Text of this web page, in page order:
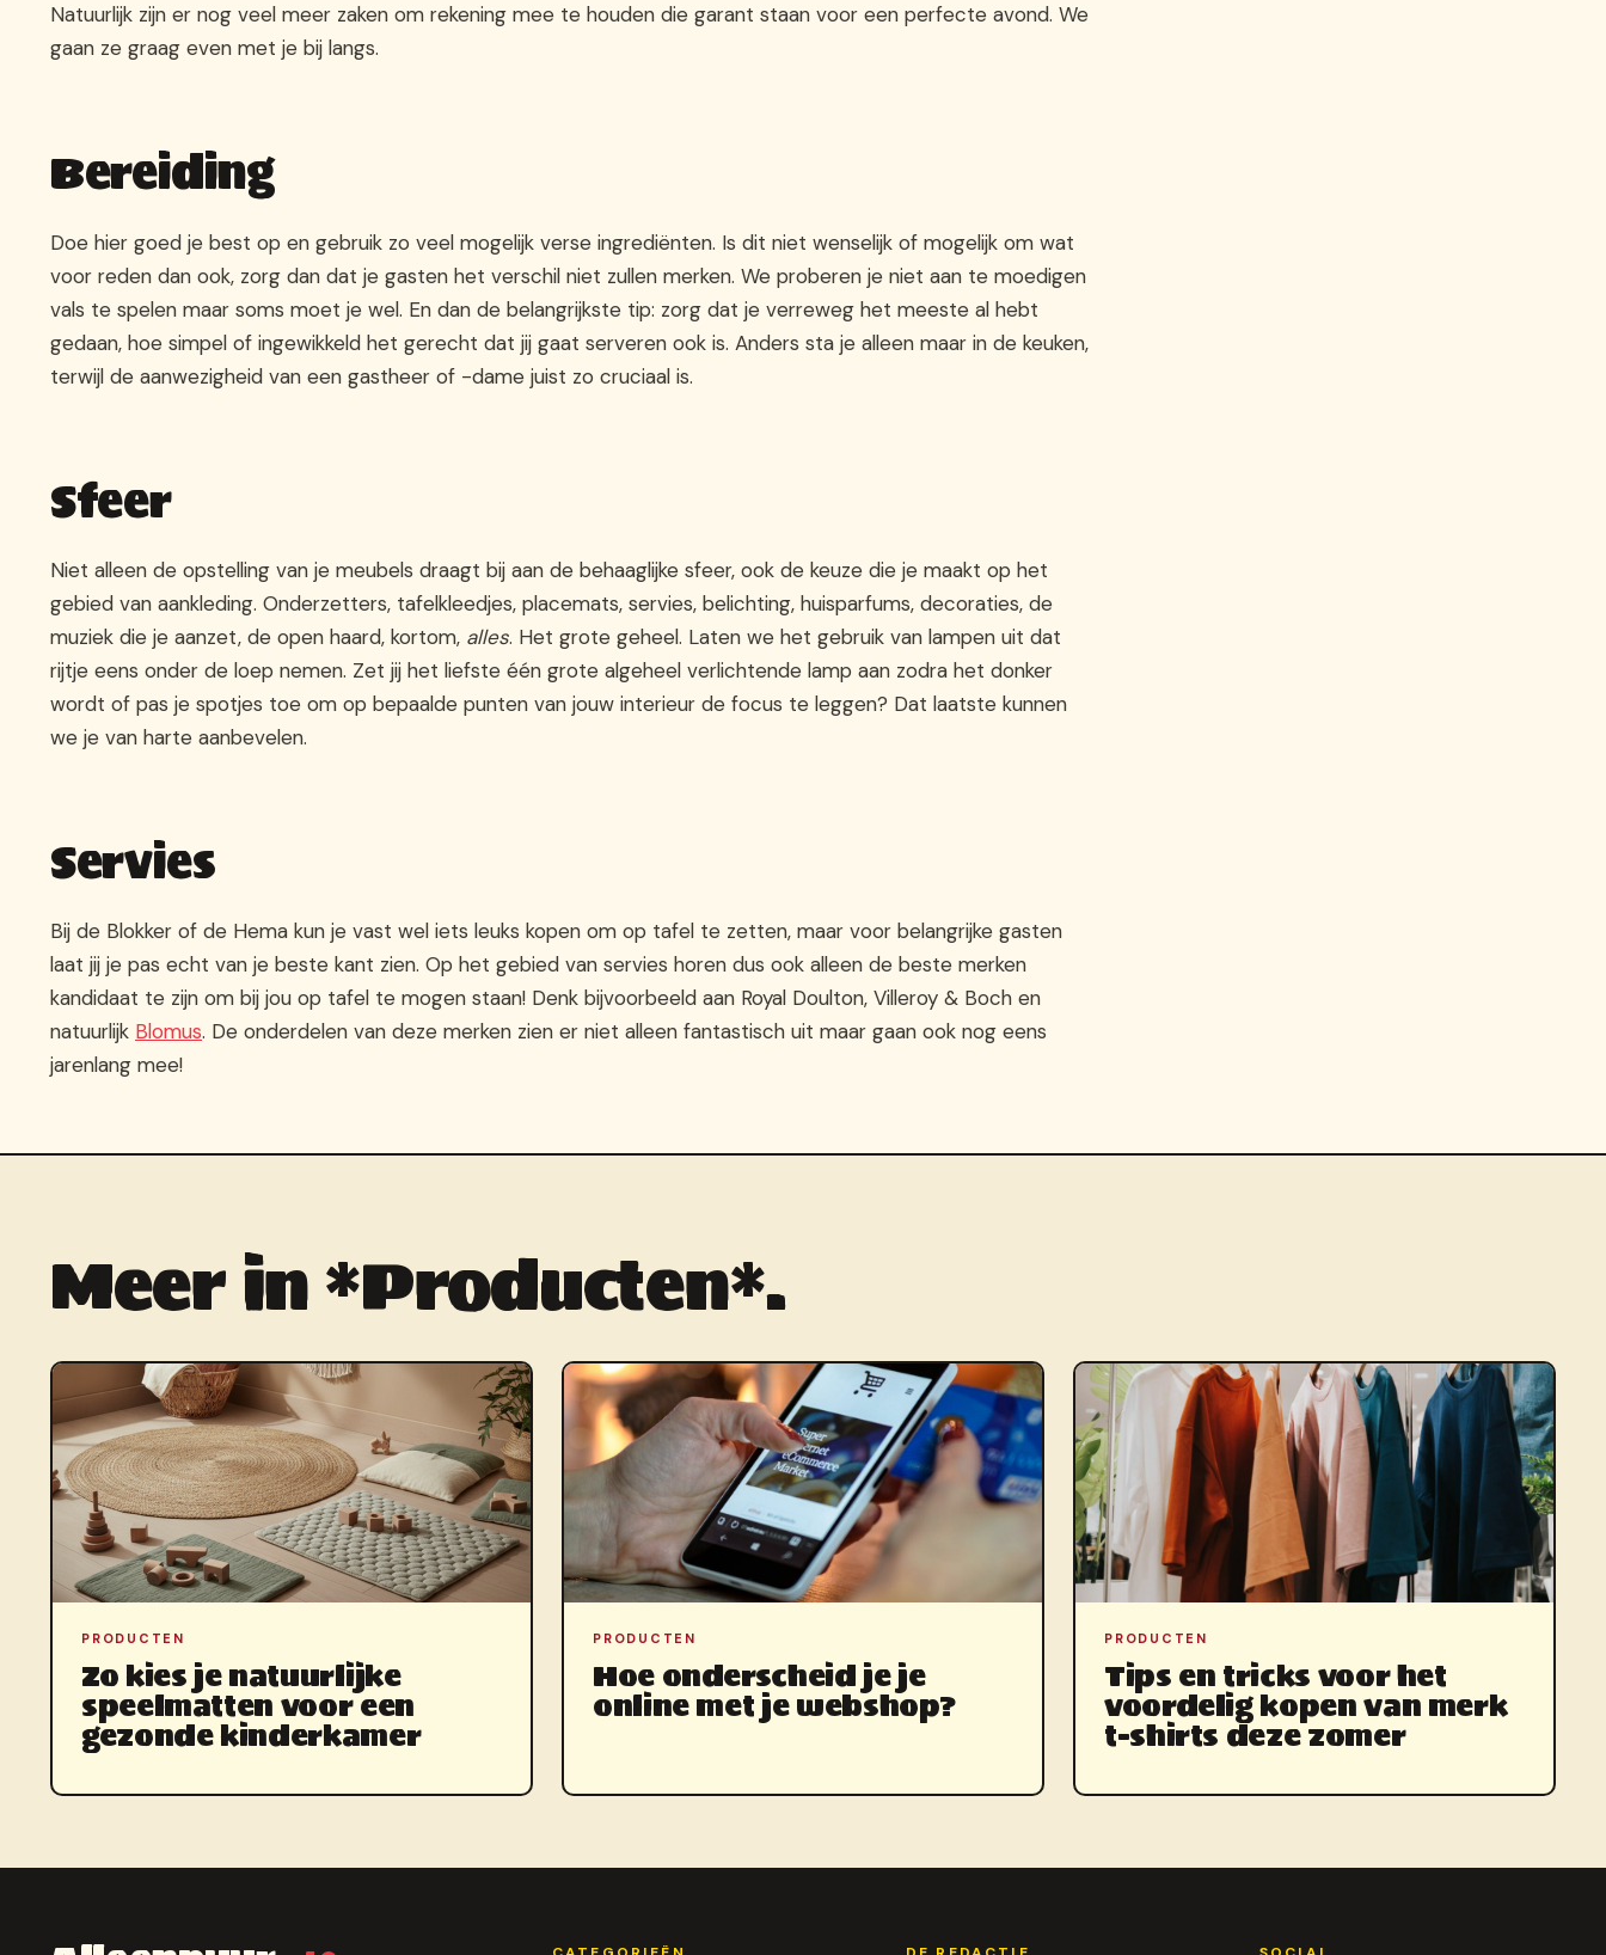
Natuurlijk zijn er nog veel meer zaken om rekening mee te houden die garant staan voor een perfecte avond. We
gaan ze graag even met je bij langs.
Bereiding
Doe hier goed je best op en gebruik zo veel mogelijk verse ingrediënten. Is dit niet wenselijk of mogelijk om wat
voor reden dan ook, zorg dan dat je gasten het verschil niet zullen merken. We proberen je niet aan te moedigen
vals te spelen maar soms moet je wel. En dan de belangrijkste tip: zorg dat je verreweg het meeste al hebt
gedaan, hoe simpel of ingewikkeld het gerecht dat jij gaat serveren ook is. Anders sta je alleen maar in de keuken,
terwijl de aanwezigheid van een gastheer of -dame juist zo cruciaal is.
Sfeer
Niet alleen de opstelling van je meubels draagt bij aan de behaaglijke sfeer, ook de keuze die je maakt op het
gebied van aankleding. Onderzetters, tafelkleedjes, placemats, servies, belichting, huisparfums, decoraties, de
muziek die je aanzet, de open haard, kortom, alles. Het grote geheel. Laten we het gebruik van lampen uit dat
rijtje eens onder de loep nemen. Zet jij het liefste één grote algeheel verlichtende lamp aan zodra het donker
wordt of pas je spotjes toe om op bepaalde punten van jouw interieur de focus te leggen? Dat laatste kunnen
we je van harte aanbevelen.
Servies
Bij de Blokker of de Hema kun je vast wel iets leuks kopen om op tafel te zetten, maar voor belangrijke gasten
laat jij je pas echt van je beste kant zien. Op het gebied van servies horen dus ook alleen de beste merken
kandidaat te zijn om bij jou op tafel te mogen staan! Denk bijvoorbeeld aan Royal Doulton, Villeroy & Boch en
natuurlijk Blomus. De onderdelen van deze merken zien er niet alleen fantastisch uit maar gaan ook nog eens
jarenlang mee!
Meer in *Producten*.
PRODUCTEN
Zo kies je natuurlijke
speelmatten voor een
gezonde kinderkamer
PRODUCTEN
Hoe onderscheid je je
online met je webshop?
PRODUCTEN
Tips en tricks voor het
voordelig kopen van merk
t-shirts deze zomer